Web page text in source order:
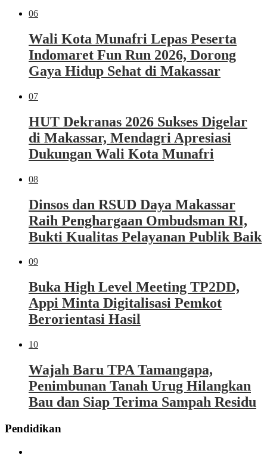
06
Wali Kota Munafri Lepas Peserta
Indomaret Fun Run 2026, Dorong
Gaya Hidup Sehat di Makassar
07
HUT Dekranas 2026 Sukses Digelar
di Makassar, Mendagri Apresiasi
Dukungan Wali Kota Munafri
08
Dinsos dan RSUD Daya Makassar
Raih Penghargaan Ombudsman RI,
Bukti Kualitas Pelayanan Publik Baik
09
Buka High Level Meeting TP2DD,
Appi Minta Digitalisasi Pemkot
Berorientasi Hasil
10
Wajah Baru TPA Tamangapa,
Penimbunan Tanah Urug Hilangkan
Bau dan Siap Terima Sampah Residu
Pendidikan